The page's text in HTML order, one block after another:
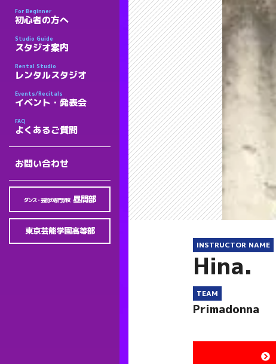
For Beginner
初心者の方へ
Studio Guide
スタジオ案内
Rental Studio
レンタルスタジオ
Events/Recitals
イベント・発表会
FAQ
よくあるご質問
お問い合わせ
ダンス・芸能の専門学校 昼間部
東京芸能学園高等部
INSTRUCTOR NAME
Hina.
TEAM
Primadonna